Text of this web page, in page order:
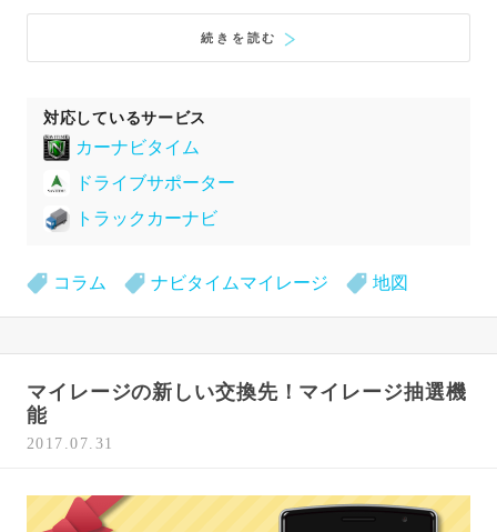
続きを読む
対応しているサービス
カーナビタイム
ドライブサポーター
トラックカーナビ
コラム ナビタイムマイレージ 地図
マイレージの新しい交換先！マイレージ抽選機
能
2017.07.31